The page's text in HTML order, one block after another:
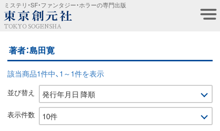
ミステリ・SF・ファンタジー・ホラーの専門出版
TOKYO SOGENSHA
著者：島田寛
該当商品1件中、1～1件を表示
並び替え
表示件数